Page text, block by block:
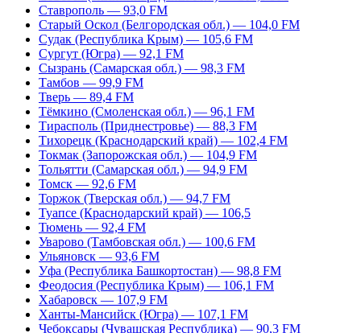
Ставрополь — 93,0 FM
Старый Оскол (Белгородская обл.) — 104,0 FM
Судак (Республика Крым) — 105,6 FM
Сургут (Югра) — 92,1 FM
Сызрань (Самарская обл.) — 98,3 FM
Тамбов — 99,9 FM
Тверь — 89,4 FM
Тёмкино (Смоленская обл.) — 96,1 FM
Тирасполь (Приднестровье) — 88,3 FM
Тихорецк (Краснодарский край) — 102,4 FM
Токмак (Запорожская обл.) — 104,9 FM
Тольятти (Самарская обл.) — 94,9 FM
Томск — 92,6 FM
Торжок (Тверская обл.) — 94,7 FM
Туапсе (Краснодарский край) — 106,5
Тюмень — 92,4 FM
Уварово (Тамбовская обл.) — 100,6 FM
Ульяновск — 93,6 FM
Уфа (Республика Башкортостан) — 98,8 FM
Феодосия (Республика Крым) — 106,1 FM
Хабаровск — 107,9 FM
Ханты-Мансийск (Югра) — 107,1 FM
Чебоксары (Чувашская Республика) — 90,3 FM